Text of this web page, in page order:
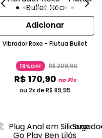
Adicionar
Vibrador Roxo - Flutua Bullet
19%OFF R$209,90
R$ 170,90 no Pix
ou 2x de R$ 89,95